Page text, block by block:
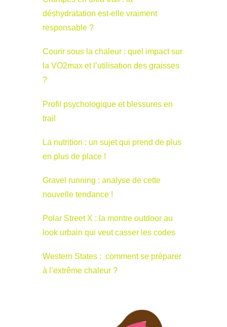
déshydratation est-elle vraiment
responsable ?
Courir sous la chaleur : quel impact sur
la VO2max et l’utilisation des graisses
?
Profil psychologique et blessures en
trail
La nutrition : un sujet qui prend de plus
en plus de place !
Gravel running : analyse de cette
nouvelle tendance !
Polar Street X : la montre outdoor au
look urbain qui veut casser les codes
Western States : comment se préparer
à l’extrême chaleur ?